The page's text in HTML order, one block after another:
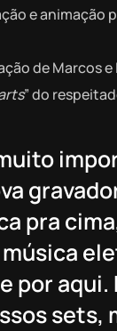
e animação
de Marcos
” do
muito
pra
música
por aqui.
sets,